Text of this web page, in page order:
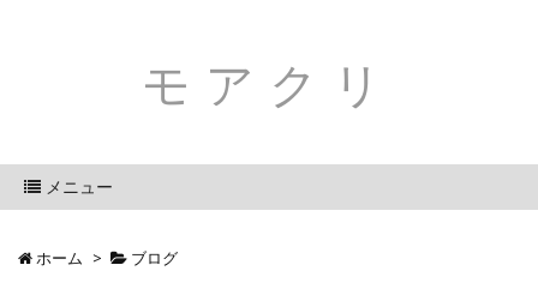
モアクリ
メニュー
ホーム > ブログ